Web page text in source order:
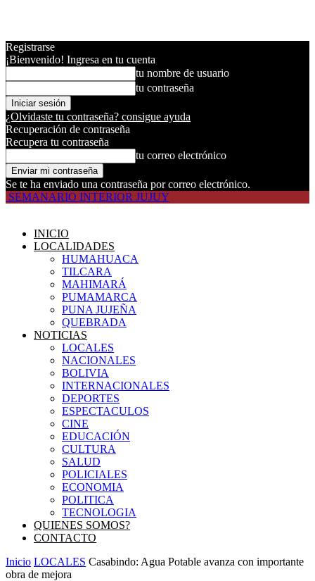
Registrarse
¡Bienvenido! Ingresa en tu cuenta
tu nombre de usuario
tu contraseña
¿Olvidaste tu contraseña? consigue ayuda
Recuperación de contraseña
Recupera tu contraseña
tu correo electrónico
Se te ha enviado una contraseña por correo electrónico.
SEMANARIO INTERIOR JUJUY
INICIO
LOCALIDADES
HUMAHUACA
TILCARA
MAHIMARÁ
PUMAMARCA
PUNA JUJEÑA
QUEBRADA
NOTICIAS
LOCALES
NACIONALES
BOLIVIA
INTERNACIONALES
DEPORTES
ESPECTACULOS
CINE
EDUCACIÓN
CULTURA
SALUD
POLICIALES
ECONOMIA
POLITICA
TECNOLOGIA
QUIENES SOMOS?
CONTACTO
Inicio LOCALES Casabindo: Agua Potable avanza con importante
obra de mejora